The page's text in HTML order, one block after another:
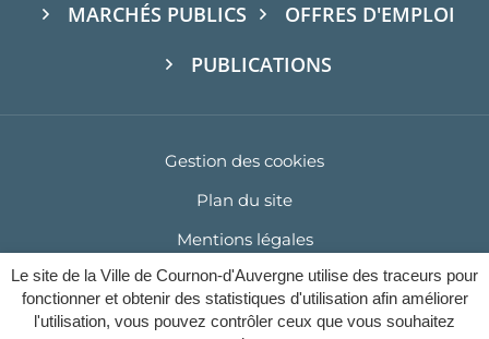
Le site de la Ville de Cournon-d'Auvergne utilise des traceurs pour
fonctionner et obtenir des statistiques d'utilisation afin améliorer
l'utilisation, vous pouvez contrôler ceux que vous souhaitez
MARCHÉS PUBLICS
OFFRES D'EMPLOI
PUBLICATIONS
Gestion des cookies
Plan du site
Mentions légales
Politique de confidentialité
Accessibilité : Partiellement conforme (93%)